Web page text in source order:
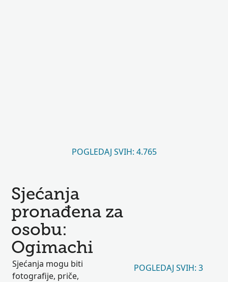
POGLEDAJ SVIH: 4.765
Sjećanja
pronađena za
osobu:
Ogimachi
Sjećanja mogu biti
fotografije, priče,
POGLEDAJ SVIH: 3